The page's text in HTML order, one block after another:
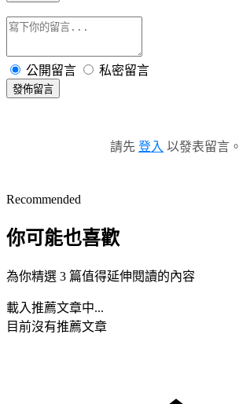
公開留言 私密留言
發佈留言
請先 登入 以發表留言。
Recommended
你可能也喜歡
為你精選 3 篇值得延伸閱讀的內容
載入推薦文章中...
目前沒有推薦文章